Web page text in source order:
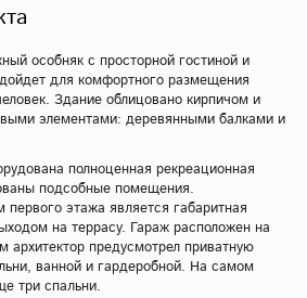
особняк с просторной гостиной и
для комфортного размещения
Здание облицовано кирпичом и
элементами: деревянными балками и
полноценная рекреационная
подсобные помещения.
этажа является габаритная
на террасу. Гараж расположен на
предусмотрел приватную
ванной и гардеробной. На самом
три спальни.